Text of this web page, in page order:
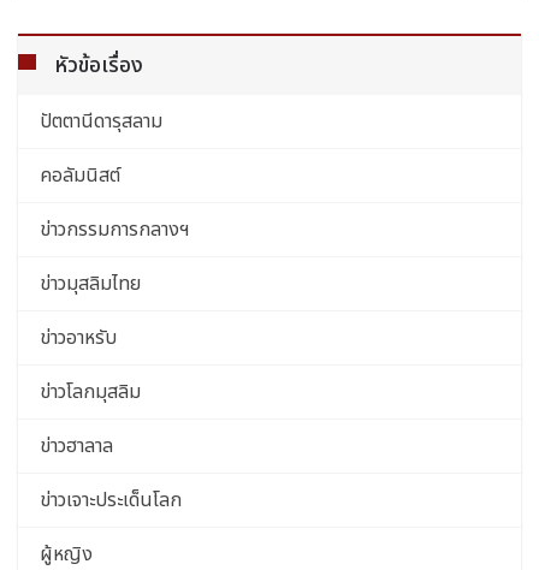
หัวข้อเรื่อง
ปัตตานีดารุสลาม
คอลัมนิสต์
ข่าวกรรมการกลางฯ
ข่าวมุสลิมไทย
ข่าวอาหรับ
ข่าวโลกมุสลิม
ข่าวฮาลาล
ข่าวเจาะประเด็นโลก
ผู้หญิง